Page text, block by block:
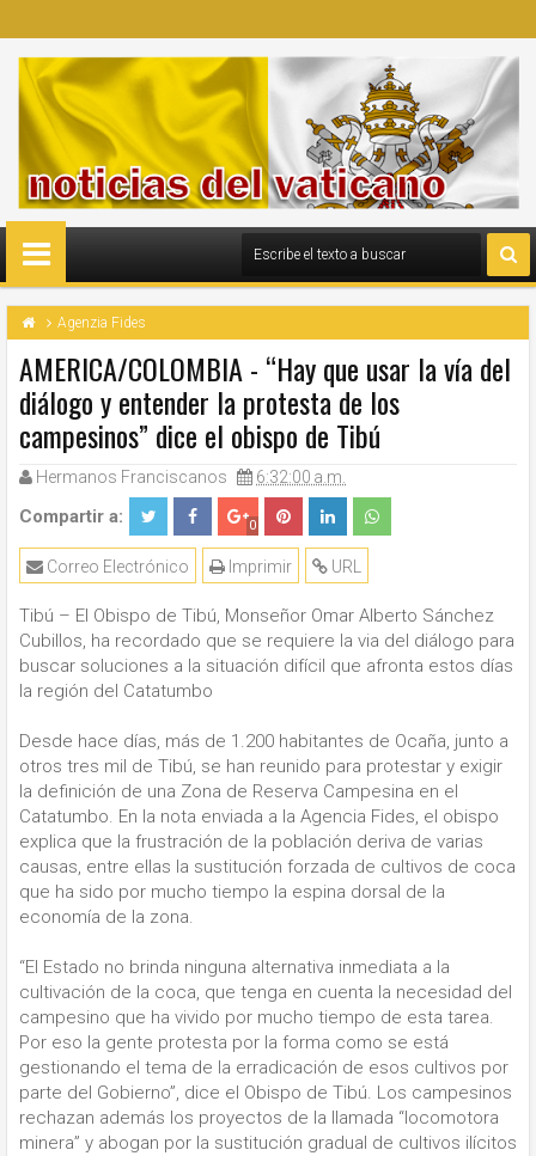
Agenzia Fides
AMERICA/COLOMBIA - “Hay que usar la vía del
diálogo y entender la protesta de los
campesinos” dice el obispo de Tibú
Hermanos Franciscanos 6:32:00 a.m.
Compartir a: 0
URL
Imprimir
Correo Electrónico
Tibú – El Obispo de Tibú, Monseñor Omar Alberto Sánchez
Cubillos, ha recordado que se requiere la via del diálogo para
buscar soluciones a la situación difícil que afronta estos días
la región del Catatumbo
Desde hace días, más de 1.200 habitantes de Ocaña, junto a
otros tres mil de Tibú, se han reunido para protestar y exigir
la definición de una Zona de Reserva Campesina en el
Catatumbo. En la nota enviada a la Agencia Fides, el obispo
explica que la frustración de la población deriva de varias
causas, entre ellas la sustitución forzada de cultivos de coca
que ha sido por mucho tiempo la espina dorsal de la
economía de la zona.
“El Estado no brinda ninguna alternativa inmediata a la
cultivación de la coca, que tenga en cuenta la necesidad del
campesino que ha vivido por mucho tiempo de esta tarea.
Por eso la gente protesta por la forma como se está
gestionando el tema de la erradicación de esos cultivos por
parte del Gobierno”, dice el Obispo de Tibú. Los campesinos
rechazan además los proyectos de la llamada “locomotora
minera” y abogan por la sustitución gradual de cultivos ilícitos